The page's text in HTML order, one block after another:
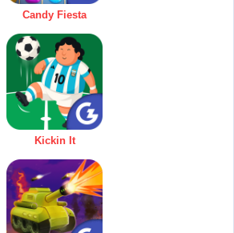
Candy Fiesta
Kickin It